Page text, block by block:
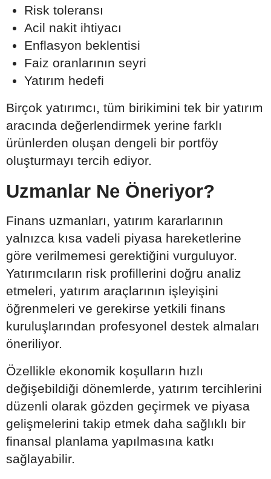
Risk toleransı
Acil nakit ihtiyacı
Enflasyon beklentisi
Faiz oranlarının seyri
Yatırım hedefi
Birçok yatırımcı, tüm birikimini tek bir yatırım
aracında değerlendirmek yerine farklı
ürünlerden oluşan dengeli bir portföy
oluşturmayı tercih ediyor.
Uzmanlar Ne Öneriyor?
Finans uzmanları, yatırım kararlarının
yalnızca kısa vadeli piyasa hareketlerine
göre verilmemesi gerektiğini vurguluyor.
Yatırımcıların risk profillerini doğru analiz
etmeleri, yatırım araçlarının işleyişini
öğrenmeleri ve gerekirse yetkili finans
kuruluşlarından profesyonel destek almaları
öneriliyor.
Özellikle ekonomik koşulların hızlı
değişebildiği dönemlerde, yatırım tercihlerini
düzenli olarak gözden geçirmek ve piyasa
gelişmelerini takip etmek daha sağlıklı bir
finansal planlama yapılmasına katkı
sağlayabilir.